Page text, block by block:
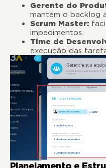
Gerente do
mantém o backlog
Scrum Master:
impedimentos.
Time de
execução das